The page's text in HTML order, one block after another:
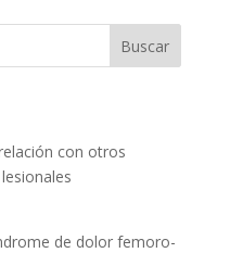
Buscar
con otros
de dolor femoro-